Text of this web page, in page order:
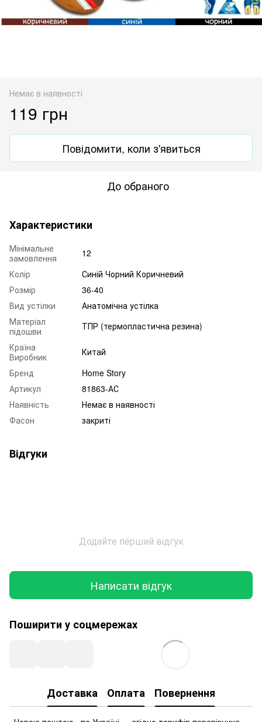
Немає в наявності
119 грн
Повідомити, коли з'явиться
До обраного
Характеристики
Мінімальне
замовлення
12
Колір
Синій Чорний Коричневий
Розмір
36-40
Вид устілки
Анатомічна устілка
Матеріал
підошви
ТПР (термопластична резина)
Країна
Виробник
Китай
Бренд
Home Story
Артикул
81863-АС
Наявність
Немає в наявності
Фасон
закриті
Відгуки
Додайте перший відгук
Написати відгук
Поширити у соцмережах
Доставка Оплата Повернення